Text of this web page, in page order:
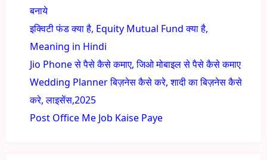
बनाये
इक्विटी फंड क्या है, Equity Mutual Fund क्या है,
Meaning in Hindi
Jio Phone से पैसे कैसे कमाए, जिओ मोबाइल से पैसे कैसे कमाए
Wedding Planner बिज़नेस कैसे करे, शादी का बिज़नेस कैसे
करे, लाइसेंस,2025
Post Office Me Job Kaise Paye